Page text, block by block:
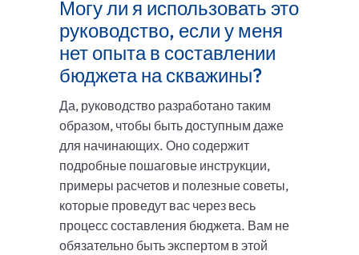
Могу ли я использовать это
руководство, если у меня
нет опыта в составлении
бюджета на скважины?
Да, руководство разработано таким
образом, чтобы быть доступным даже
для начинающих. Оно содержит
подробные пошаговые инструкции,
примеры расчетов и полезные советы,
которые проведут вас через весь
процесс составления бюджета. Вам не
обязательно быть экспертом в этой